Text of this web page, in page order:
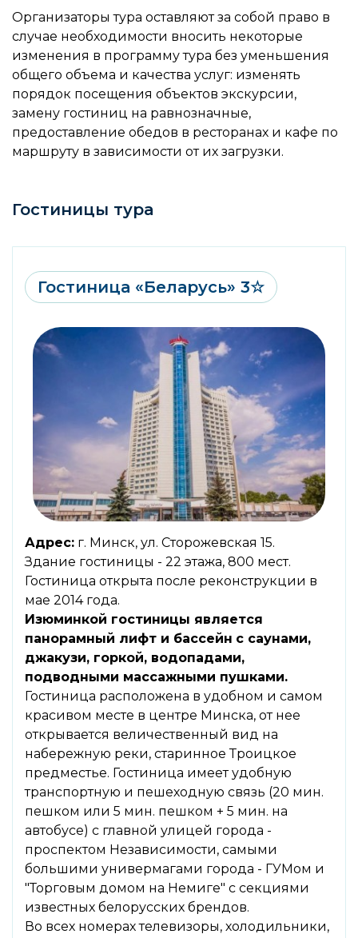
Организаторы тура оставляют за собой право в
случае необходимости вносить некоторые
изменения в программу тура без уменьшения
общего объема и качества услуг: изменять
порядок посещения объектов экскурсии,
замену гостиниц на равнозначные,
предоставление обедов в ресторанах и кафе по
маршруту в зависимости от их загрузки.
Гостиницы тура
Гостиница «Беларусь» 3☆
Адрес: г. Минск, ул. Сторожевская 15.
Здание гостиницы - 22 этажа, 800 мест.
Гостиница открыта после реконструкции в
мае 2014 года.
Изюминкой гостиницы является
панорамный лифт и бассейн с саунами,
джакузи, горкой, водопадами,
подводными массажными пушками.
Гостиница расположена в удобном и самом
красивом месте в центре Минска, от нее
открывается величественный вид на
набережную реки, старинное Троицкое
предместье. Гостиница имеет удобную
транспортную и пешеходную связь (20 мин.
пешком или 5 мин. пешком + 5 мин. на
автобусе) с главной улицей города -
проспектом Независимости, самыми
большими универмагами города - ГУМом и
"Торговым домом на Немиге" с секциями
известных белорусских брендов.
Во всех номерах телевизоры, холодильники,